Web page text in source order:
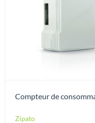
Compteur de
Zipato